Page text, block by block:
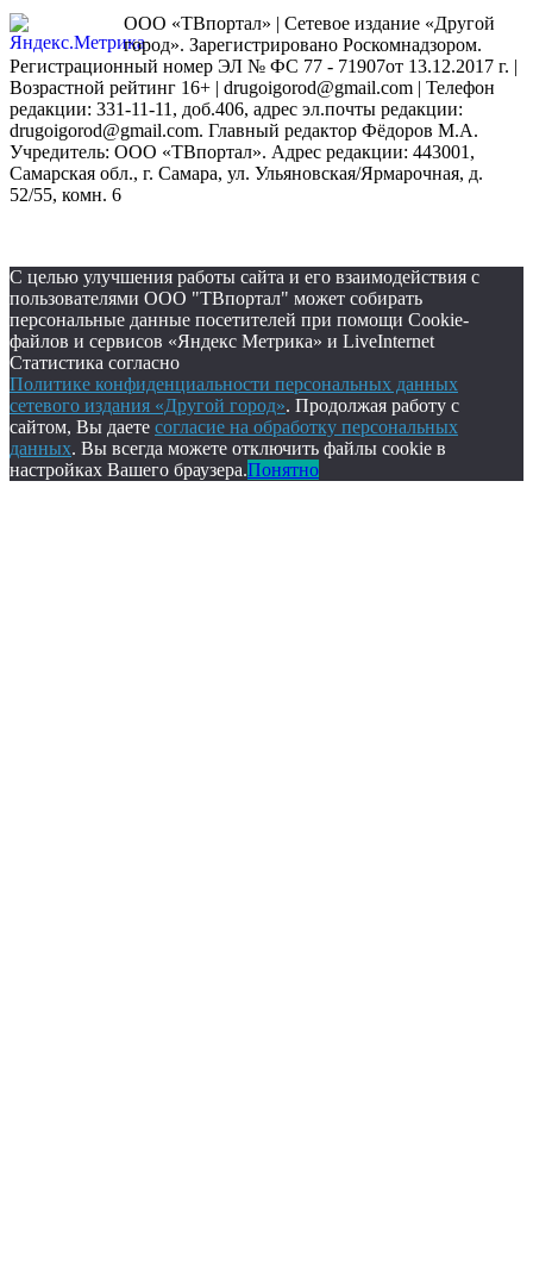
ООО «ТВпортал» | Сетевое издание «Другой
город». Зарегистрировано Роскомнадзором.
Регистрационный номер ЭЛ № ФС 77 - 71907от 13.12.2017 г. |
Возрастной рейтинг 16+ | drugoigorod@gmail.com | Телефон
редакции: 331-11-11, доб.406, адрес эл.почты редакции:
drugoigorod@gmail.com. Главный редактор Фёдоров М.А.
Учредитель: ООО «ТВпортал». Адрес редакции: 443001,
Самарская обл., г. Самара, ул. Ульяновская/Ярмарочная, д.
52/55, комн. 6
С целью улучшения работы сайта и его взаимодействия с
пользователями ООО "ТВпортал" может собирать
персональные данные посетителей при помощи Cookie-
файлов и сервисов «Яндекс Метрика» и LiveInternet
Статистика согласно
Политике конфиденциальности персональных данных
сетевого издания «Другой город». Продолжая работу с
сайтом, Вы даете согласие на обработку персональных
данных. Вы всегда можете отключить файлы cookie в
настройках Вашего браузера.Понятно